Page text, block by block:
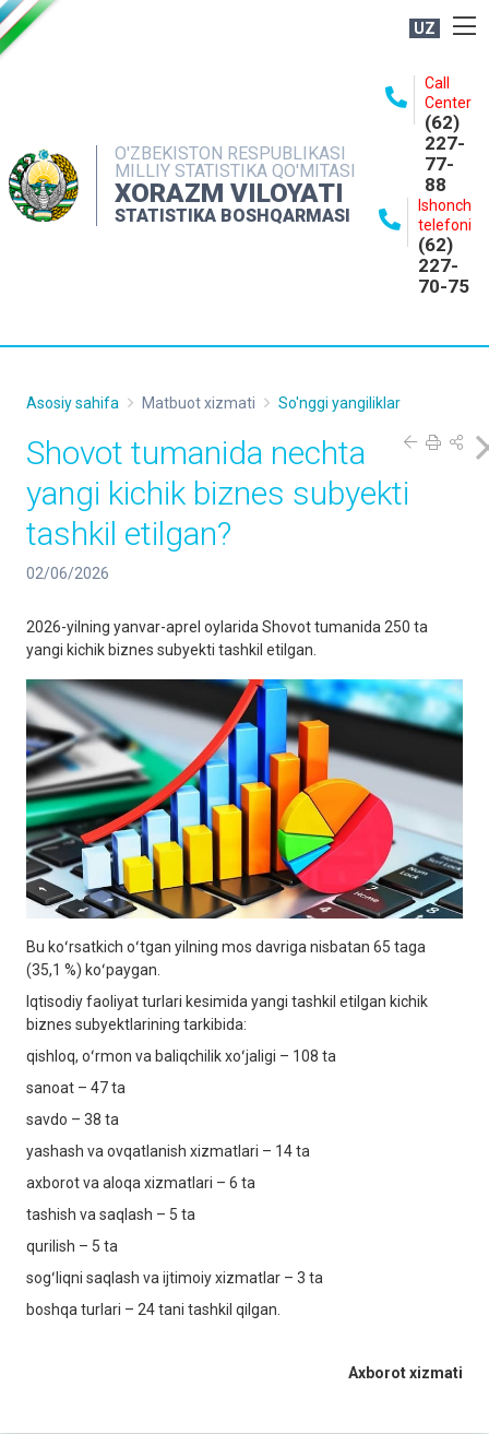
UZ
O'ZBEKISTON RESPUBLIKASI
MILLIY STATISTIKA QO'MITASI
XORAZM VILOYATI
STATISTIKA BOSHQARMASI
Call
Center
(62)
227-
77-
88
Ishonch
telefoni
(62)
227-
70-75
NASHRLAR
INTERAKTIV XIZMATLAR
MATBUOT XIZMATI
Asosiy sahifa Matbuot xizmati So'nggi yangiliklar
Shovot tumanida nechta
yangi kichik biznes subyekti
tashkil etilgan?
02/06/2026
2026-yilning yanvar-aprel oylarida Shovot tumanida 250 ta
yangi kichik biznes subyekti tashkil etilgan.
Bu koʻrsatkich oʻtgan yilning mos davriga nisbatan 65 taga
(35,1 %) koʻpaygan.
Iqtisodiy faoliyat turlari kesimida yangi tashkil etilgan kichik
biznes subyektlarining tarkibida:
qishloq, oʻrmon va baliqchilik xoʻjaligi – 108 ta
sanoat – 47 ta
savdo – 38 ta
yashash va ovqatlanish xizmatlari – 14 ta
axborot va aloqa xizmatlari – 6 ta
tashish va saqlash – 5 ta
qurilish – 5 ta
sogʻliqni saqlash va ijtimoiy xizmatlar – 3 ta
boshqa turlari – 24 tani tashkil qilgan.
Axborot xizmati